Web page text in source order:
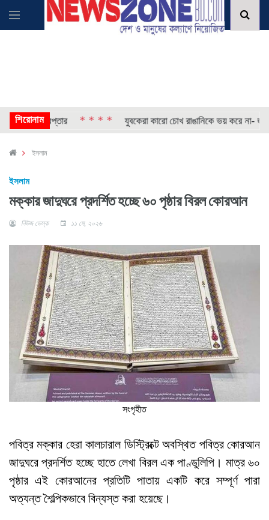
শিরোনাম
গ্রেপ্তার * * * * যুবকেরা কারো চোখ রাঙানিকে ভয় করে না-
ইসলাম
ইসলাম
মক্কার জাদুঘরে প্রদর্শিত হচ্ছে ৬০ পৃষ্ঠার বিরল কোরআন
নিউজ ডেস্ক ১১ মে, ২০২৬
সংগৃহীত
পবিত্র মক্কার হেরা কালচারাল ডিস্ট্রিক্টে অবস্থিত পবিত্র কোরআন
জাদুঘরে প্রদর্শিত হচ্ছে হাতে লেখা বিরল এক পাণ্ডুলিপি। মাত্র ৬০
পৃষ্ঠার এই কোরআনের প্রতিটি পাতায় একটি করে সম্পূর্ণ পারা
অত্যন্ত শৈল্পিকভাবে বিন্যস্ত করা হয়েছে।